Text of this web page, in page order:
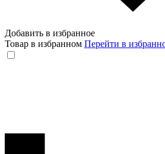
Добавить в избранное
Товар в избранном Перейти в